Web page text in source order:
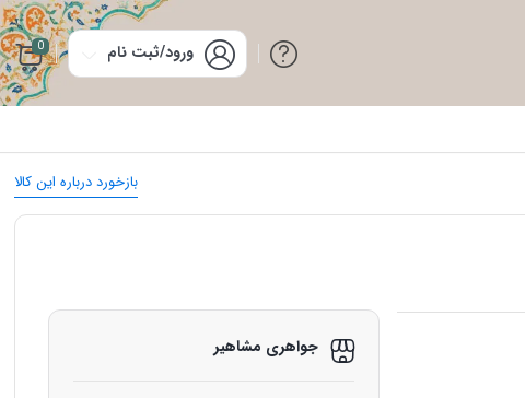
ورود/ثبت نام 0
بازخورد درباره این کالا
جواهری مشاهیر